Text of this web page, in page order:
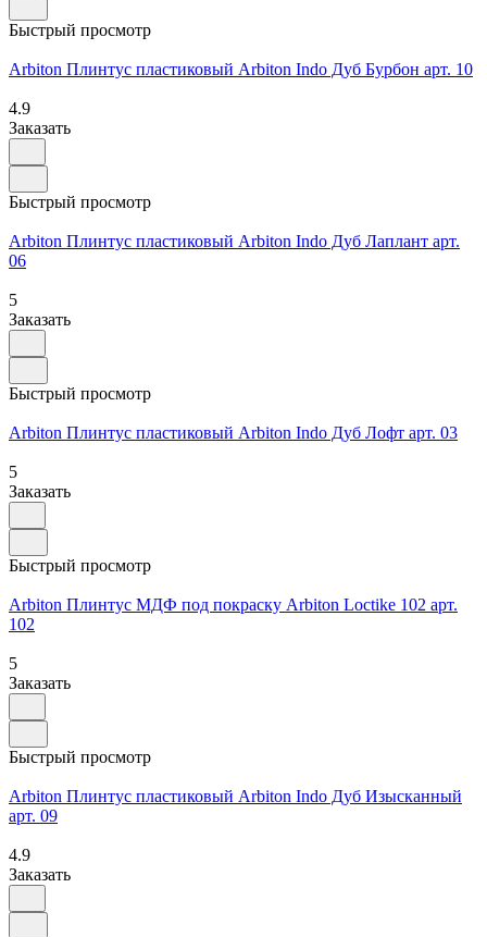
Быстрый просмотр
Arbiton Плинтус пластиковый Arbiton Indo Дуб Бурбон арт. 10
4.9
Заказать
Быстрый просмотр
Arbiton Плинтус пластиковый Arbiton Indo Дуб Лаплант арт.
06
5
Заказать
Быстрый просмотр
Arbiton Плинтус пластиковый Arbiton Indo Дуб Лофт арт. 03
5
Заказать
Быстрый просмотр
Arbiton Плинтус МДФ под покраску Arbiton Loctike 102 арт.
102
5
Заказать
Быстрый просмотр
Arbiton Плинтус пластиковый Arbiton Indo Дуб Изысканный
арт. 09
4.9
Заказать